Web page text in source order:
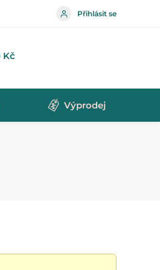
Přihlásit se
Kč
Výprodej